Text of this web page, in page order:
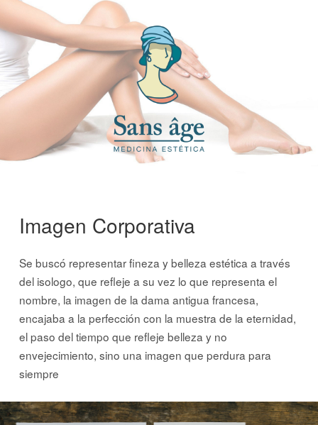
Imagen Corporativa
Se buscó representar fineza y belleza estética a través
del isologo, que refleje a su vez lo que representa el
nombre, la imagen de la dama antigua francesa,
encajaba a la perfección con la muestra de la eternidad,
el paso del tiempo que refleje belleza y no
envejecimiento, sino una imagen que perdura para
siempre